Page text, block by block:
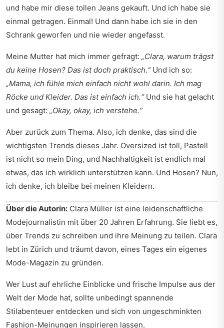
und habe mir diese tollen Jeans gekauft. Und ich habe sie
einmal getragen. Einmal! Und dann habe ich sie in den
Schrank geworfen und nie wieder angefasst.
Meine Mutter hat mich immer gefragt: „Clara, warum trägst
du keine Hosen? Das ist doch praktisch.“Und ich so:
„Mama, ich fühle mich einfach nicht wohl darin. Ich mag
Röcke und Kleider. Das ist einfach ich.“Und sie hat gelacht
und gesagt: „Okay, okay, ich verstehe.“
Aber zurück zum Thema. Also, ich denke, das sind die
wichtigsten Trends dieses Jahr. Oversized ist toll, Pastell
ist nicht so mein Ding, und Nachhaltigkeit ist endlich mal
etwas, das ich wirklich unterstützen kann. Und Hosen? Nun,
ich denke, ich bleibe bei meinen Kleidern.
Über die Autorin: Clara Müller ist eine leidenschaftliche
Modejournalistin mit über 20 Jahren Erfahrung. Sie liebt es,
über Trends zu schreiben und ihre Meinung zu teilen. Clara
lebt in Zürich und träumt davon, eines Tages ein eigenes
Mode-Magazin zu gründen.
Wer Lust auf ehrliche Einblicke und frische Impulse aus der
Welt der Mode hat, sollte unbedingt spannende
Stilabenteuer entdecken und sich von ungeschminkten
Fashion-Meinungen inspirieren lassen.